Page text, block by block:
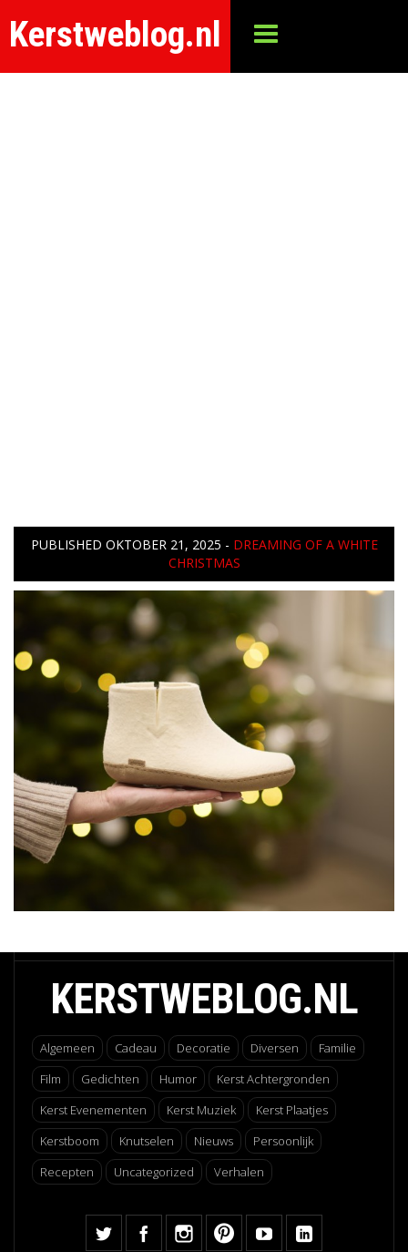
Kerstweblog.nl
PUBLISHED OKTOBER 21, 2025 - DREAMING OF A WHITE
CHRISTMAS
KERSTWEBLOG.NL
Algemeen Cadeau Decoratie Diversen
Familie
Film
Gedichten Humor
Kerst Achtergronden
Kerst Evenementen
Kerst Muziek
Kerst Plaatjes
Kerstboom
Knutselen Nieuws
Persoonlijk
Recepten
Uncategorized Verhalen